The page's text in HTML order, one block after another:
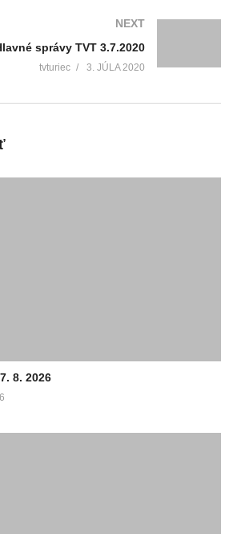
NEXT
správy TVT 3.7.2020
tvturiec 3. JÚLA 2020
8. 2026